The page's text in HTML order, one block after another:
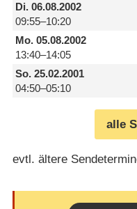
Di.06.08.2002
09:55–10:20
Mo.05.08.2002
13:40–14:05
So.25.02.2001
04:50–05:10
alle
evtl. ältere